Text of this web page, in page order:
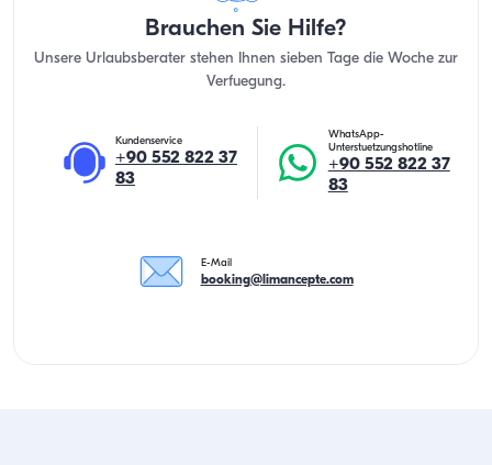
Brauchen Sie Hilfe?
Unsere Urlaubsberater stehen Ihnen sieben Tage die Woche zur
Verfuegung.
Kundenservice
+90 552 822 37
83
WhatsApp-
Unterstuetzungshotline
+90 552 822 37
83
E-Mail
booking@limancepte.com